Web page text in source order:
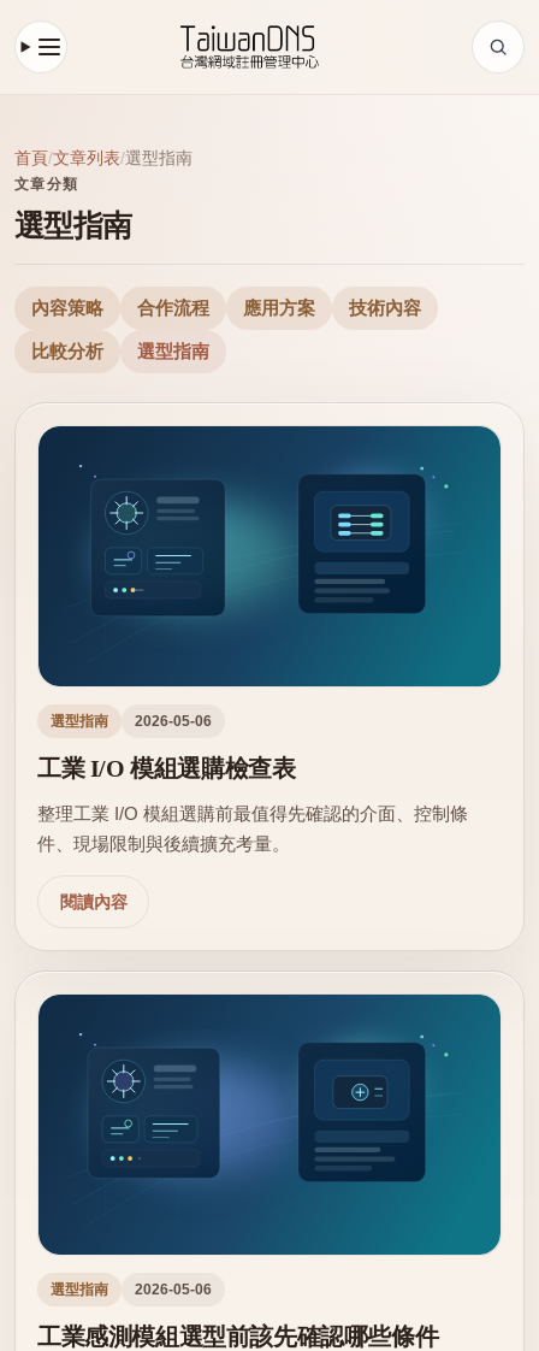
首頁/文章列表/選型指南
文章分類
選型指南
內容策略 合作流程 應用方案 技術內容
比較分析 選型指南
選型指南 2026-05-06
工業 I/O 模組選購檢查表
整理工業 I/O 模組選購前最值得先確認的介面、控制條
件、現場限制與後續擴充考量。
閱讀內容
選型指南 2026-05-06
工業感測模組選型前該先確認哪些條件